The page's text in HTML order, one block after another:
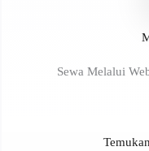
Sewa Melalui